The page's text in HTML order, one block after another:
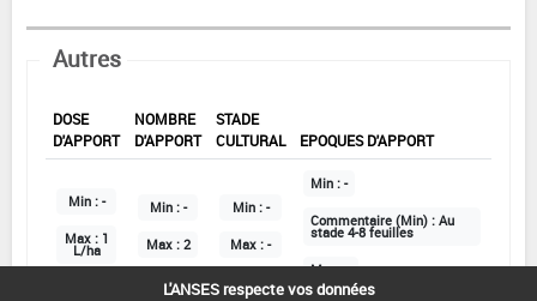
Autres
DOSE
D'APPORT
NOMBRE
D'APPORT
STADE
CULTURAL
EPOQUES D'APPORT
Min : -
Max : 1
L/ha
Min : -
Max : 2
Min : -
Max : -
Min : -
Commentaire (Min) : Au
stade 4-8 feuilles
Max :-
L'ANSES respecte vos données